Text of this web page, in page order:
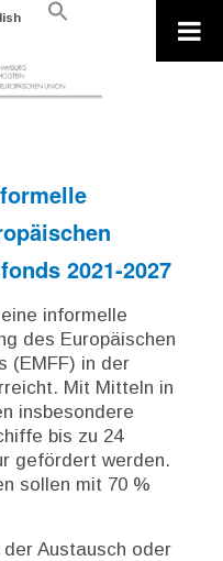
Search
2021-2027
informelle
des Europäischen
(EMFF) in der
Mit Mitteln in
insbesondere
bis zu 24
gefördert werden.
sollen mit 70 %
Austausch oder